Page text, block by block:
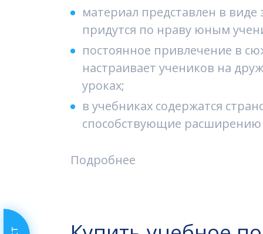
материал представлен в
придутся по нраву юным
постоянное привлечение в
настраивает учеников на
уроках;
в учебниках содержатся
способствующие расширению
Подробнее